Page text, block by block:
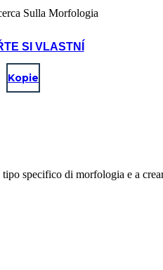
SI VLASTNÍ
Kopie
specifico di morfologia e a